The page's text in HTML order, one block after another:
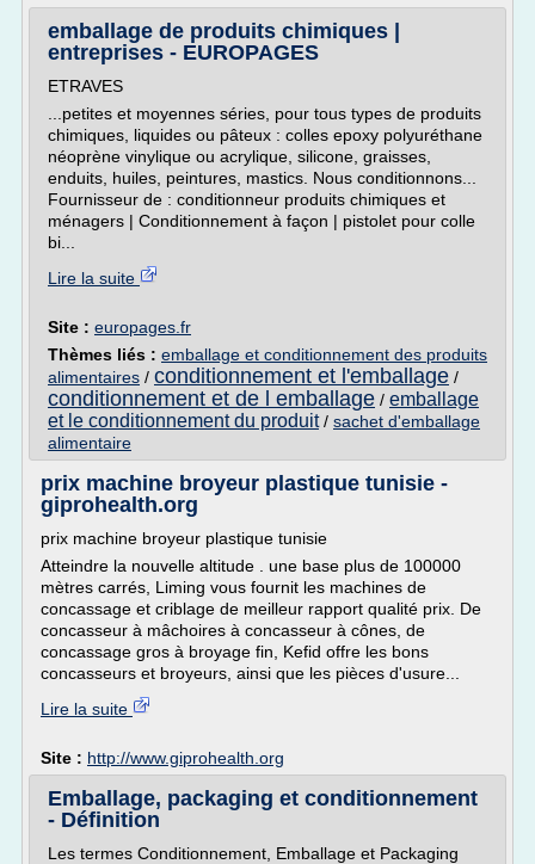
emballage de produits chimiques |
entreprises - EUROPAGES
ETRAVES
...petites et moyennes séries, pour tous types de produits
chimiques, liquides ou pâteux : colles epoxy polyuréthane
néoprène vinylique ou acrylique, silicone, graisses,
enduits, huiles, peintures, mastics. Nous conditionnons...
Fournisseur de : conditionneur produits chimiques et
ménagers | Conditionnement à façon | pistolet pour colle
bi...
Lire la suite
Site : europages.fr
Thèmes liés : emballage et conditionnement des produits
alimentaires / conditionnement et l'emballage /
conditionnement et de l emballage / emballage
et le conditionnement du produit/ sachet d'emballage
alimentaire
prix machine broyeur plastique tunisie -
giprohealth.org
prix machine broyeur plastique tunisie
Atteindre la nouvelle altitude . une base plus de 100000
mètres carrés, Liming vous fournit les machines de
concassage et criblage de meilleur rapport qualité prix. De
concasseur à mâchoires à concasseur à cônes, de
concassage gros à broyage fin, Kefid offre les bons
concasseurs et broyeurs, ainsi que les pièces d'usure...
Lire la suite
Site : http://www.giprohealth.org
Emballage, packaging et conditionnement
- Définition
Les termes Conditionnement, Emballage et Packaging